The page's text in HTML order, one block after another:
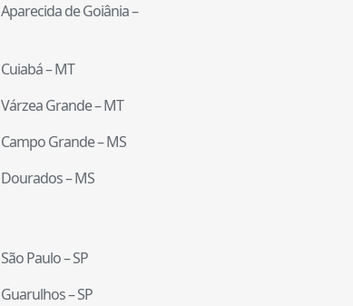
Aparecida de Goiânia–
Cuiabá–MT
Várzea Grande–MT
Campo Grande–MS
Dourados–MS
São Paulo–SP
Guarulhos–SP